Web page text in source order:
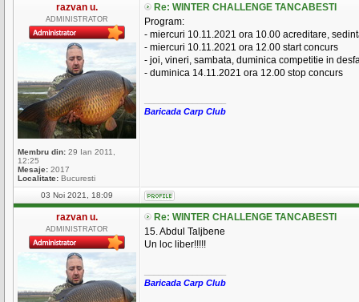
razvan u.
ADMINISTRATOR
Membru din: 29 Ian 2011,
12:25
Mesaje: 2017
Localitate: Bucuresti
Re: WINTER CHALLENGE TANCABESTI
Program:
- miercuri 10.11.2021 ora 10.00 acreditare,
- miercuri 10.11.2021 ora 12.00 start concurs
- joi, vineri, sambata, duminica competitie in
- duminica 14.11.2021 ora 12.00 stop concurs
Baricada Carp Club
03 Noi 2021, 18:09
razvan u.
ADMINISTRATOR
Re: WINTER CHALLENGE TANCABESTI
15. Abdul Taljbene
Un loc liber!!!!!
Baricada Carp Club